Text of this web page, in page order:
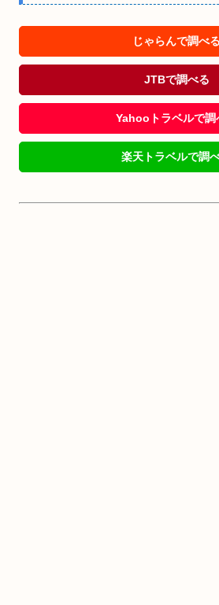
じゃらんで調べる
JTBで調べる
Yahooトラベルで調
楽天トラベルで調